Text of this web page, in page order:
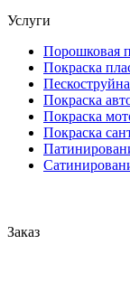
Услуги
Порошковая
Покраска
Покраска
Покраска
Покраска
Заказ